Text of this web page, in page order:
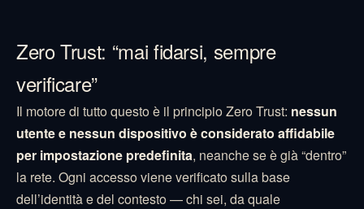
Zero Trust: “mai fidarsi, sempre
verificare”
Il motore di tutto questo è il principio Zero Trust: nessun
utente e nessun dispositivo è considerato affidabile
per impostazione predefinita, neanche se è già “dentro”
la rete. Ogni accesso viene verificato sulla base
dell’identità e del contesto — chi sei, da quale